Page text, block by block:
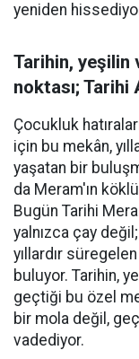
yeniden
Tarihin,
noktası; Tarihi
Çocukluk
için bu mekân,
yaşatan bir
da Meram'ın
Bugün Tarihi
yalnızca çay
yıllardır
buluyor. Tarihin,
geçtiği bu özel
bir mola değil,
vadediyor.